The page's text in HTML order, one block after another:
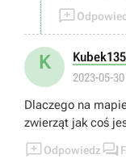

K
2023-05-
Dlaczego na
zwierząt jak coś
Odpowiedz 